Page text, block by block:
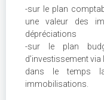
-sur le plan
une valeur des
dépréciations
-sur le plan
d’investissement
dans le temps
immobilisations.